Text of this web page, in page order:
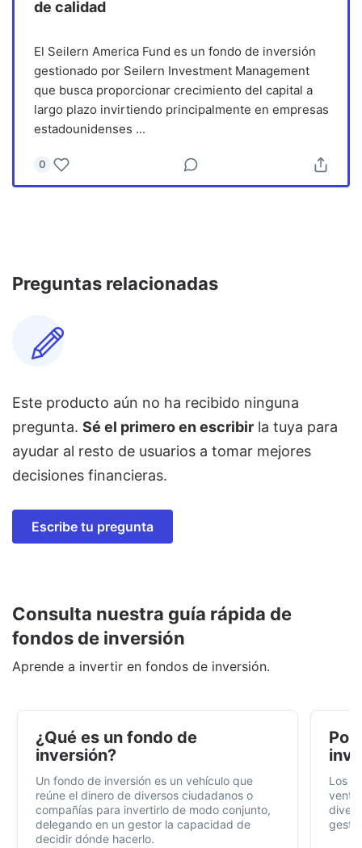
de calidad
El Seilern America Fund es un fondo de inversión
gestionado por Seilern Investment Management
que busca proporcionar crecimiento del capital a
largo plazo invirtiendo principalmente en empresas
estadounidenses ...
0
Preguntas relacionadas
Este producto aún no ha recibido ninguna
pregunta. Sé el primero en escribir la tuya para
ayudar al resto de usuarios a tomar mejores
decisiones financieras.
Escribe tu pregunta
Consulta nuestra guía rápida de
fondos de inversión
Aprende a invertir en fondos de inversión.
¿Qué es un fondo de
inversión?
Un fondo de inversión es un vehículo que
reúne el dinero de diversos ciudadanos o
compañías para invertirlo de modo conjunto,
delegando en un gestor la capacidad de
decidir dónde hacerlo.
Por
Los